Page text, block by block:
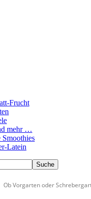
Frucht
mehr …
Smoothies
Latein
Ob Vorgarten oder